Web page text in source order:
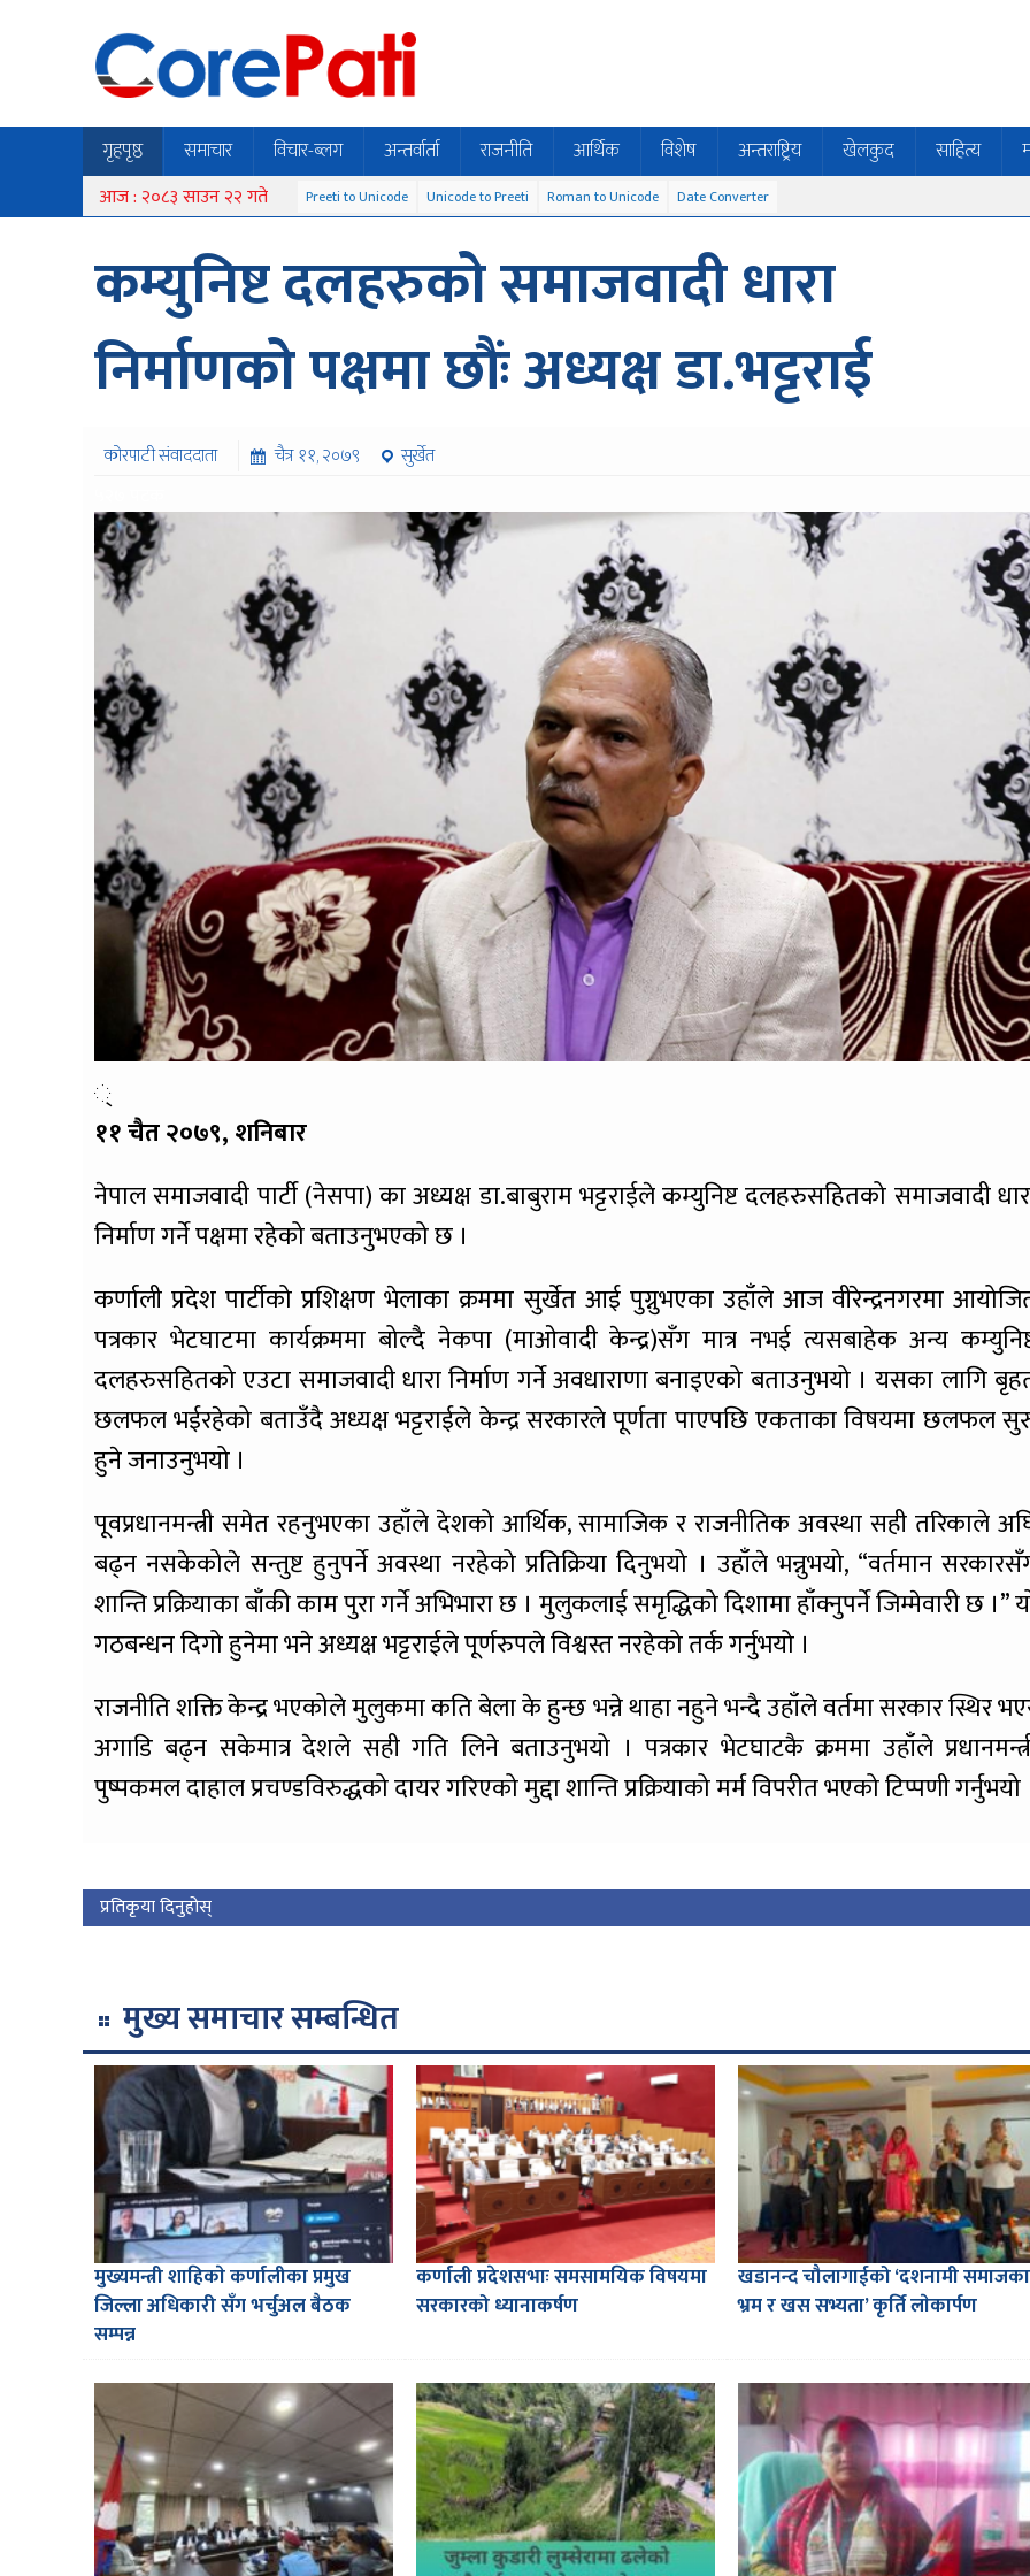
गृहपृष्ठ समाचार विचार-ब्लग अन्तर्वार्ता राजनीति आर्थिक विशेष अन्तराष्ट्रिय खेलकुद साहित्य
आज : २०८३ साउन २२ गते Preeti to Unicode Unicode to Preeti Roman to Unicode Date Converter
कम्युनिष्ट दलहरुको समाजवादी धारा
निर्माणको पक्षमा छौंः अध्यक्ष डा.भट्टराई
कोरपाटी संवाददाता चैत्र ११, २०७९
सुर्खेत
्
११ चैत २०७९, शनिबार
नेपाल समाजवादी पार्टी (नेसपा) का अध्यक्ष डा.बाबुराम भट्टराईले कम्युनिष्ट दलहरुसहितको समाजवादी
निर्माण गर्ने पक्षमा रहेको बताउनुभएको छ ।
कर्णाली प्रदेश पार्टीको प्रशिक्षण भेलाका क्रममा सुर्खेत आई पुग्नुभएका उहाँले आज वीरेन्द्रनगरमा
पत्रकार भेटघाटमा कार्यक्रममा बोल्दै नेकपा (माओवादी केन्द्र)सँग मात्र नभई त्यसबाहेक अन्य
दलहरुसहितको एउटा समाजवादी धारा निर्माण गर्ने अवधाराणा बनाइएको बताउनुभयो । यसका लागि
छलफल भईरहेको बताउँदै अध्यक्ष भट्टराईले केन्द्र सरकारले पूर्णता पाएपछि एकताका विषयमा छलफल
हुने जनाउनुभयो ।
पूवप्रधानमन्त्री समेत रहनुभएका उहाँले देशको आर्थिक, सामाजिक र राजनीतिक अवस्था सही तरिकाले
बढ्न नसकेकोले सन्तुष्ट हुनुपर्ने अवस्था नरहेको प्रतिक्रिया दिनुभयो । उहाँले भन्नुभयो, “वर्तमान
शान्ति प्रक्रियाका बाँकी काम पुरा गर्ने अभिभारा छ । मुलुकलाई समृद्धिको दिशामा हाँक्नुपर्ने जिम्मेवारी छ ।”
गठबन्धन दिगो हुनेमा भने अध्यक्ष भट्टराईले पूर्णरुपले विश्वस्त नरहेको तर्क गर्नुभयो ।
राजनीति शक्ति केन्द्र भएकोले मुलुकमा कति बेला के हुन्छ भन्ने थाहा नहुने भन्दै उहाँले वर्तमा सरकार स्थिर
अगाडि बढ्न सकेमात्र देशले सही गति लिने बताउनुभयो । पत्रकार भेटघाटकै क्रममा उहाँले
पुष्पकमल दाहाल प्रचण्डविरुद्धको दायर गरिएको मुद्दा शान्ति प्रक्रियाको मर्म विपरीत भएको टिप्पणी गर्नुभयो
प्रतिकृया दिनुहोस्
मुख्य समाचार सम्बन्धित
मुख्यमन्त्री शाहिकाे कर्णालीका प्रमुख
जिल्ला अधिकारी सँग भर्चुअल बैठक
सम्पन्न
कर्णाली प्रदेशसभाः समसामयिक विषयमा
सरकारको ध्यानाकर्षण
खडानन्द चौलागाईको ‘दशनामी समाजका
भ्रम र खस सभ्यता’ कृर्ति लाेकार्पण